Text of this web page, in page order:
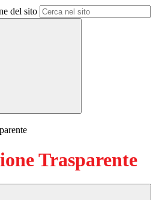
del sito
Trasparente